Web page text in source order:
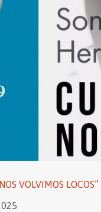
VOLVIMOS LOCOS”